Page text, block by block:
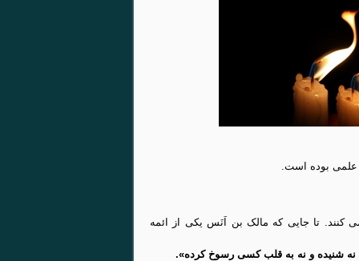
علمی بوده است.
کنند. تا جایی که مالک بن اَنَس یکی از ائمه
نه شنیده و نه به قلب کسی رسوخ کرده».